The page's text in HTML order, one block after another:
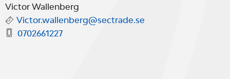
Victor Wallenberg
Victor.wallenberg@sectrade.se
0702661227